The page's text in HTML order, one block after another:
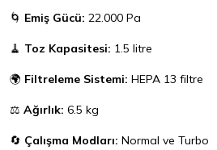
🌀 Emiş Gücü: 22.000 Pa
🧹 Toz Kapasitesi: 1.5 litre
🌍 Filtreleme Sistemi: HEPA 13 filtre
⚖️ Ağırlık: 6.5 kg
🔄 Çalışma Modları: Normal ve Turbo